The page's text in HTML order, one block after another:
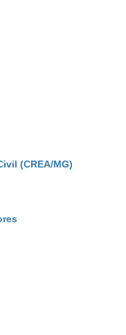
(CREA/MG)